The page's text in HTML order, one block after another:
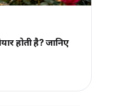
होती है? जानिए